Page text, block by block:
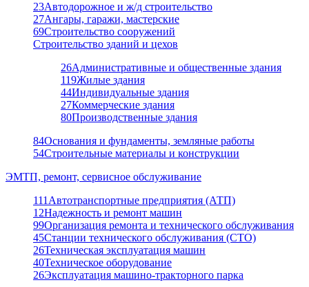
23Автодорожное и ж/д строительство
27Ангары, гаражи, мастерские
69Строительство сооружений
Строительство зданий и цехов
26Административные и общественные здания
119Жилые здания
44Индивидуальные здания
27Коммерческие здания
80Производственные здания
84Основания и фундаменты, земляные работы
54Строительные материалы и конструкции
ЭМТП, ремонт, сервисное обслуживание
111 Автотранспортные предприятия (АТП)
12Надежность и ремонт машин
99Организация ремонта и технического обслуживания
45Станции технического обслуживания (СТО)
26Техническая эксплуатация машин
40Техническое оборудование
26Эксплуатация машино-тракторного парка